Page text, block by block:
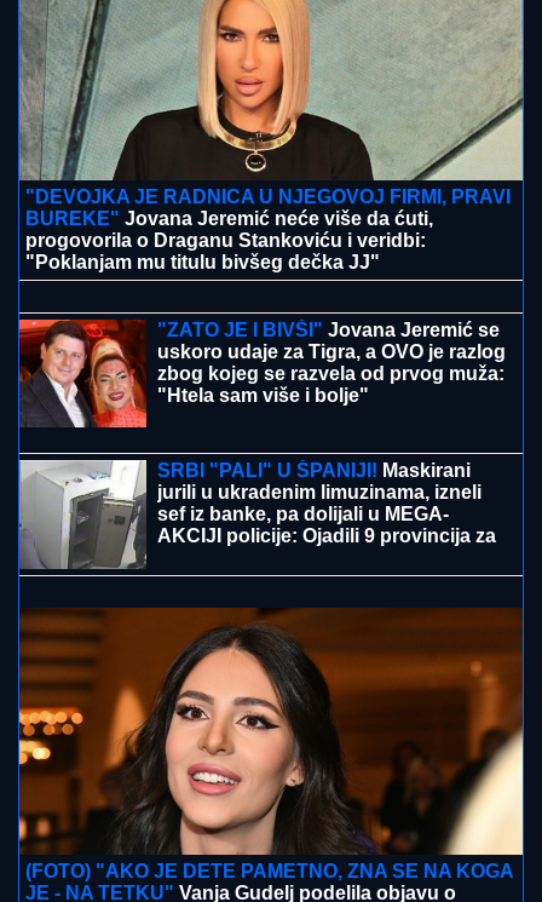
"DEVOJKA JE RADNICA U NJEGOVOJ FIRMI, PRAVI
BUREKE" Jovana Jeremić neće više da ćuti,
progovorila o Draganu Stankoviću i veridbi:
"Poklanjam mu titulu bivšeg dečka JJ"
SMEDEREVU, PA OSTALI U ŠOKU
Pronašli gomilu predmeta, a kada su
ugledali OVO odmah je usledilo
hapšenje
zbog kojeg se razvela od prvog muža:
"Htela sam više i bolje"
"NJU TREBA LEČITI"Marija Kulić se oglasila nakon
pomirenja Miljane i Zole: Pokazala kakve poruke
dobija i otkrila sve o njihovom odnosu
SRBI "PALI" U ŠPANIJI!Maskirani
jurili u ukradenim limuzinama, izneli